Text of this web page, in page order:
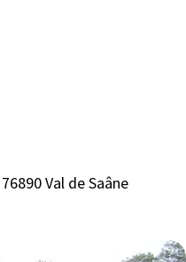
Val de Saâne